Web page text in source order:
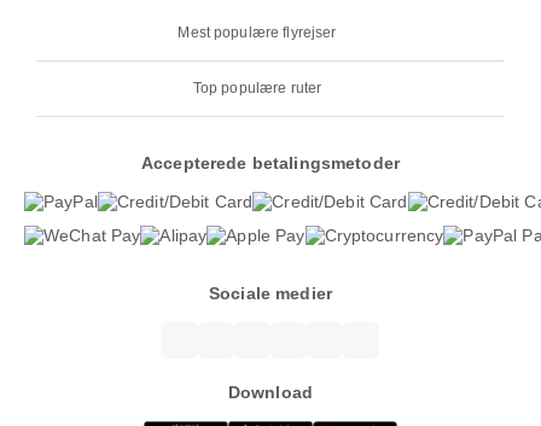
Mest populære flyrejser
Top populære ruter
Accepterede betalingsmetoder
Sociale medier
Download